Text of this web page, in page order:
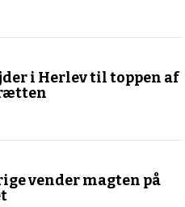
i Herlev til toppen af
vender magten på